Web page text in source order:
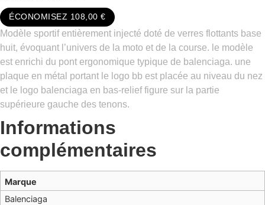
ÉCONOMISEZ 108,00 €
Modèle sportif entièrement injecté doté de verres flottants base
huit, évoquant l’univers de la moto et de la course. le modèle
est enrichi du pont ergonomique typique de balenciaga. une
plaque en métal portant le logo bb est placée au niveau du nez
et le logo balenciaga en bas-relief figure sur la partie
supérieure gauche des tenons.
Informations
complémentaires
Marque
Balenciaga